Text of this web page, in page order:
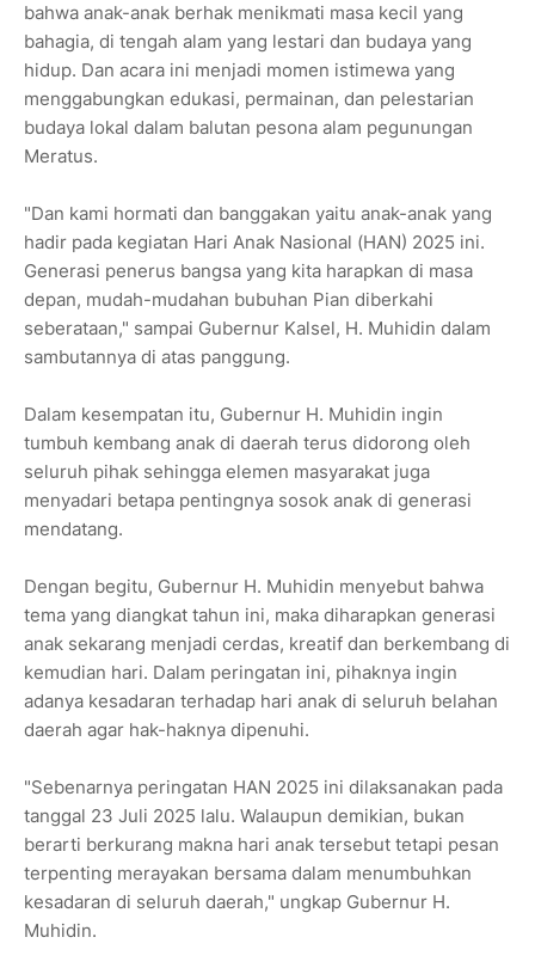
bahwa anak-anak berhak menikmati masa kecil yang
bahagia, di tengah alam yang lestari dan budaya yang
hidup. Dan acara ini menjadi momen istimewa yang
menggabungkan edukasi, permainan, dan pelestarian
budaya lokal dalam balutan pesona alam pegunungan
Meratus.
‎"Dan kami hormati dan banggakan yaitu anak-anak yang
hadir pada kegiatan Hari Anak Nasional (HAN) 2025 ini.
Generasi penerus bangsa yang kita harapkan di masa
depan, mudah-mudahan bubuhan Pian diberkahi
seberataan," sampai Gubernur Kalsel, H. Muhidin dalam
sambutannya di atas panggung.
‎Dalam kesempatan itu, Gubernur H. Muhidin ingin
tumbuh kembang anak di daerah terus didorong oleh
seluruh pihak sehingga elemen masyarakat juga
menyadari betapa pentingnya sosok anak di generasi
mendatang.
‎Dengan begitu, Gubernur H. Muhidin menyebut bahwa
tema yang diangkat tahun ini, maka diharapkan generasi
anak sekarang menjadi cerdas, kreatif dan berkembang di
kemudian hari. Dalam peringatan ini, pihaknya ingin
adanya kesadaran terhadap hari anak di seluruh belahan
daerah agar hak-haknya dipenuhi.
‎"Sebenarnya peringatan HAN 2025 ini dilaksanakan pada
tanggal 23 Juli 2025 lalu. Walaupun demikian, bukan
berarti berkurang makna hari anak tersebut tetapi pesan
terpenting merayakan bersama dalam menumbuhkan
kesadaran di seluruh daerah," ungkap Gubernur H.
Muhidin.